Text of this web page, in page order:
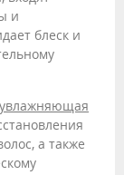
и
блеск и
увлажняющая
а также